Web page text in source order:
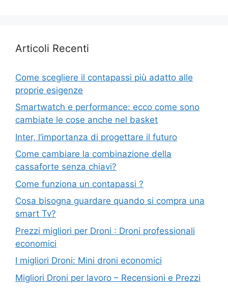
Articoli Recenti
Come scegliere il contapassi più adatto alle
proprie esigenze
Smartwatch e performance: ecco come sono
cambiate le cose anche nel basket
Inter, l’importanza di progettare il futuro
Come cambiare la combinazione della
cassaforte senza chiavi?
Come funziona un contapassi ?
Cosa bisogna guardare quando si compra una
smart Tv?
Prezzi migliori per Droni : Droni professionali
economici
I migliori Droni: Mini droni economici
Migliori Droni per lavoro – Recensioni e Prezzi